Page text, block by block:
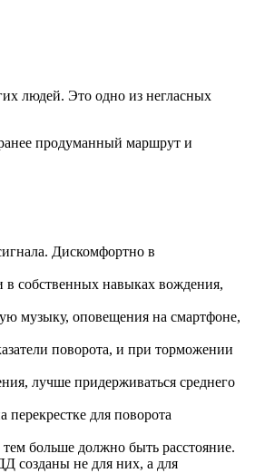
людей. Это одно из негласных
продуманный маршрут и
Дискомфортно в
в собственных навыках вождения,
музыку, оповещения на смартфоне,
поворота, и при торможении
лучше придерживаться среднего
для поворота
больше должно быть расстояние.
созданы не для них, а для